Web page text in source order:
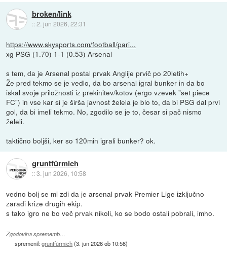
broken/link
::2. jun 2026, 22:31
https://www.skysports.com/football/pari...
xg PSG (1.70) 1-1 (0.53) Arsenal
s tem, da je Arsenal postal prvak Anglije prvič po 20letih+
Že pred tekmo se je vedlo, da bo arsenal igral bunker in da bo
iskal svoje priložnosti iz prekinitev/kotov (ergo vzevek "set piece
FC") in vse kar si je širša javnost želela je blo to, da bi PSG dal prvi
gol, da bi imeli tekmo. No, zgodilo se je to, česar si pač nismo
želeli.
taktično boljši, ker so 120min igrali bunker? ok.
gruntfürmich
::3. jun 2026, 10:58
vedno bolj se mi zdi da je arsenal prvak Premier Lige izključno
zaradi krize drugih ekip.
s tako igro ne bo več prvak nikoli, ko se bodo ostali pobrali, imho.
Zgodovina sprememb…
spremenil:gruntfürmich(3. jun 2026 ob 10:58)